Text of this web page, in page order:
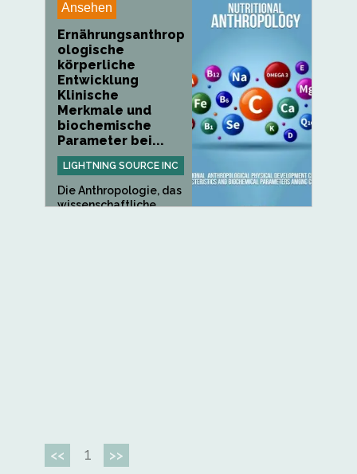
Ansehen
Ernährungsanthrop
ologische
körperliche
Entwicklung
Klinische
Merkmale und
biochemische
Parameter bei...
LIGHTNING SOURCE INC
Die Anthropologie, das
wissenschaftliche
<< 1 >>